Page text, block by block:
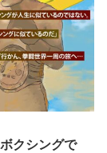
クシングで